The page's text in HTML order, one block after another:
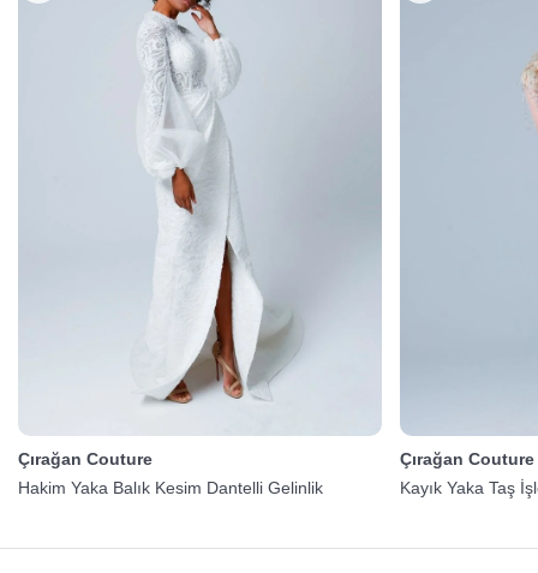
Çırağan Couture
Hakim Yaka Balık Kesim Dantelli Gelinlik
Çırağan Couture
Kayık Yaka Taş